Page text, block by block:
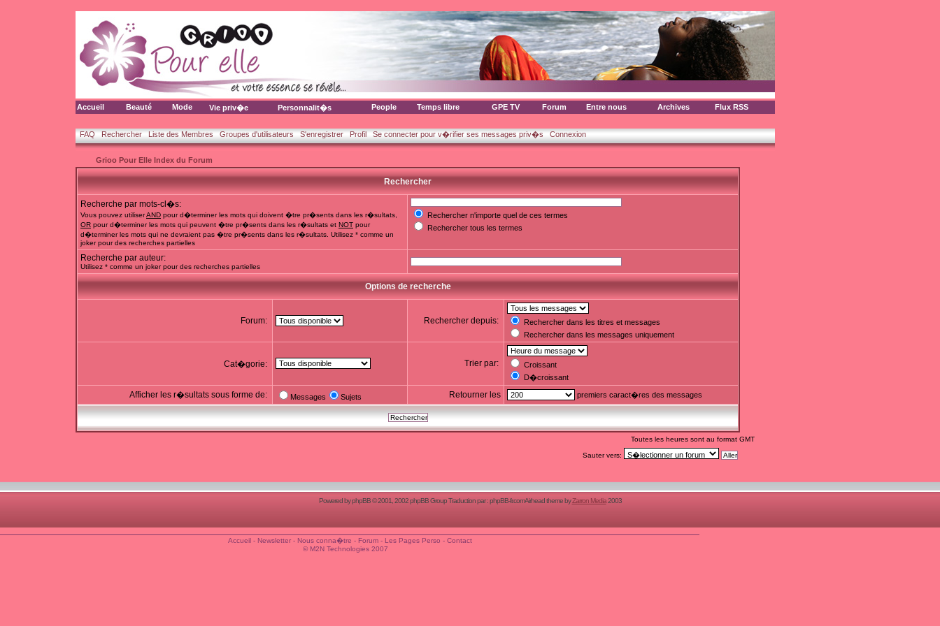
Accueil Beauté Mode Vie priv�e Personnalit�s People Temps libre GPE TV Forum Entre nous Archives Flux RSS
FAQ Rechercher Liste des Membres Groupes d'utilisateurs S'enregistrer Profil Se connecter pour v�rifier ses messages priv�s Connexion
Grioo Pour Elle Index du Forum
Rechercher
Recherche par mots-cl�s:
Vous pouvez utiliserAND pour d�terminer les mots qui doivent �tre pr�sents dans les r�sultats,
OR pour d�terminer les mots qui peuvent �tre pr�sents dans les r�sultats et NOT pour
d�terminer les mots qui ne devraient pas �tre pr�sents dans les r�sultats. Utilisez * comme un
joker pour des recherches partielles
Rechercher n'importe quel de ces termes
Rechercher tous les termes
Recherche par auteur:
Utilisez * comme un joker pour des recherches partielles
Options de recherche
Forum: Rechercher depuis:
Rechercher dans les titres et messages
Rechercher dans les messages uniquement
Cat�gorie: Trier par:
Croissant
D�croissant
Afficher les r�sultats sous forme de: Messages Sujets Retourner les premiers caract�res des messages
Toutes les heures sont au format GMT
Sauter vers:
Powered byphpBB© 2001, 2002 phpBB Group Traduction par :phpBB-fr.comAirhead theme byZarron Media2003
Accueil- Newsletter- Nous conna�tre - Forum- Les Pages Perso - Contact
© M2N Technologies 2007